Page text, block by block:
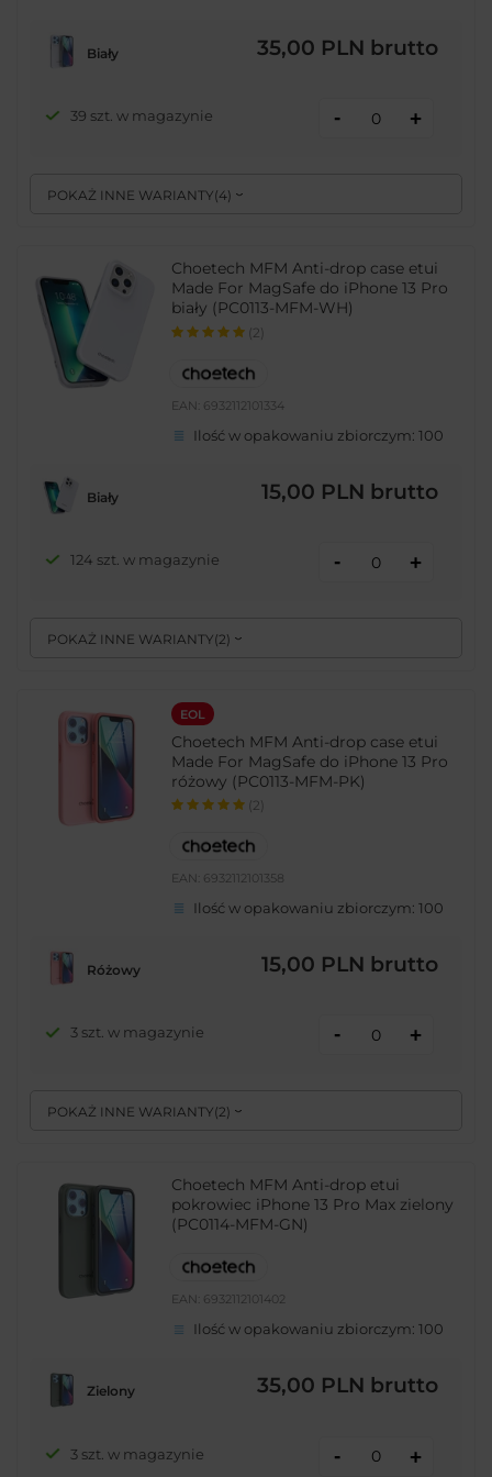
POKAŻ INNE WARIANTY(4)
Biały 35,00 PLN brutto
39 szt. w magazynie - +
Choetech MFM Anti-drop case etui
Made For MagSafe do iPhone 13 Pro
biały (PC0113-MFM-WH)
(2)
EAN: 6932112101334
Ilość w opakowaniu zbiorczym:100
POKAŻ INNE WARIANTY(2)
Biały 15,00 PLN brutto
124 szt. w magazynie - +
EOL
Choetech MFM Anti-drop case etui
Made For MagSafe do iPhone 13 Pro
różowy (PC0113-MFM-PK)
(2)
EAN: 6932112101358
Ilość w opakowaniu zbiorczym:100
POKAŻ INNE WARIANTY(2)
Różowy 15,00 PLN brutto
3 szt. w magazynie - +
Choetech MFM Anti-drop etui
pokrowiec iPhone 13 Pro Max zielony
(PC0114-MFM-GN)
EAN: 6932112101402
Ilość w opakowaniu zbiorczym:100
Zielony 35,00 PLN brutto
3 szt. w magazynie - +